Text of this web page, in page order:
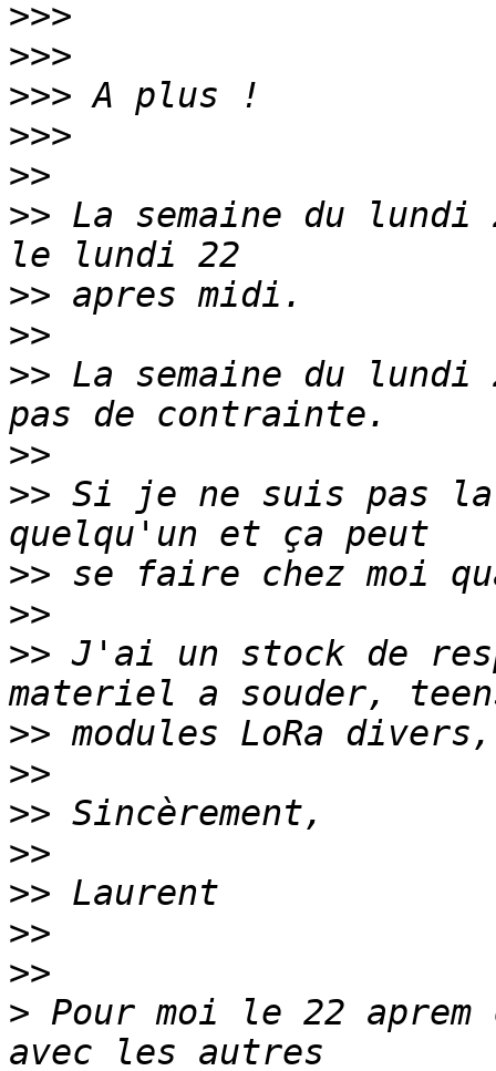
>>>
>>>
>>>
>>>
>>
>> La semaine du
>>
>>
>> La semaine du lundi
>>
>> Si je ne suis pas
>>
>>
>> J'ai un stock de
>>
>>
>>
>>
>>
>>
>>
> Pour moi le 22